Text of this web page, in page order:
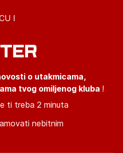
I
o utakmicama,
tvog omiljenog kluba !
ti treba 2 minuta
nebitnim